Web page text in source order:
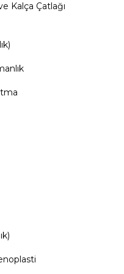
Kalça Çatlağı